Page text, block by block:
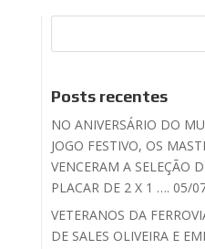
Posts recentes
NO ANIVERSÁRIO DO
JOGO FESTIVO, OS
VENCERAM A SELEÇÃO
PLACAR DE 2 X 1 …. 05/
VETERANOS DA
DE SALES OLIVEIRA E